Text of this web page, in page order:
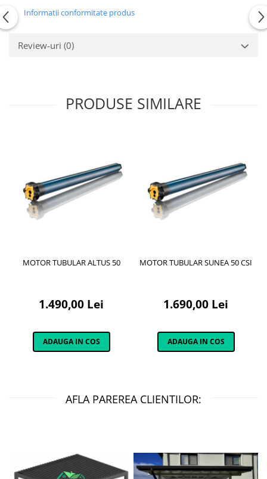
Informatii conformitate produs
Review-uri (0)
PRODUSE SIMILARE
MOTOR TUBULAR ALTUS 50
1.490,00 Lei
ADAUGA IN COS
MOTOR TUBULAR SUNEA 50 CSI
1.690,00 Lei
ADAUGA IN COS
AFLA PAREREA CLIENTILOR: